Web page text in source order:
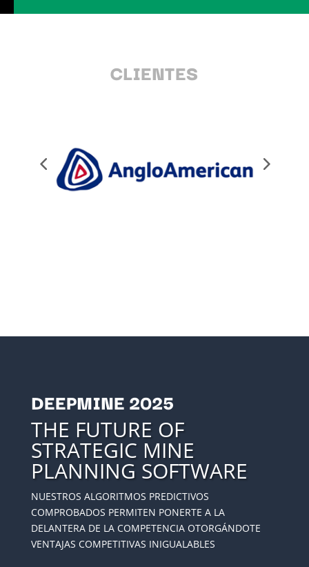
CLIENTES
DEEPMINE 2025
THE FUTURE OF
STRATEGIC MINE
PLANNING SOFTWARE
NUESTROS ALGORITMOS PREDICTIVOS
COMPROBADOS PERMITEN PONERTE A LA
DELANTERA DE LA COMPETENCIA OTORGÁNDOTE
VENTAJAS COMPETITIVAS INIGUALABLES